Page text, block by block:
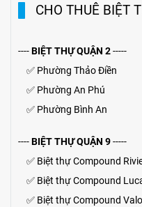
CHO THUÊ BIỆT
----BIỆT THỰ QUẬN 2-----
✅ Phường Thảo Điền
✅ Phường An Phú
✅ Phường Bình An
----BIỆT THỰ QUẬN 9-----
✅ Biệt thự Compound
✅ Biệt thựCompound
✅ Biệt thựCompound